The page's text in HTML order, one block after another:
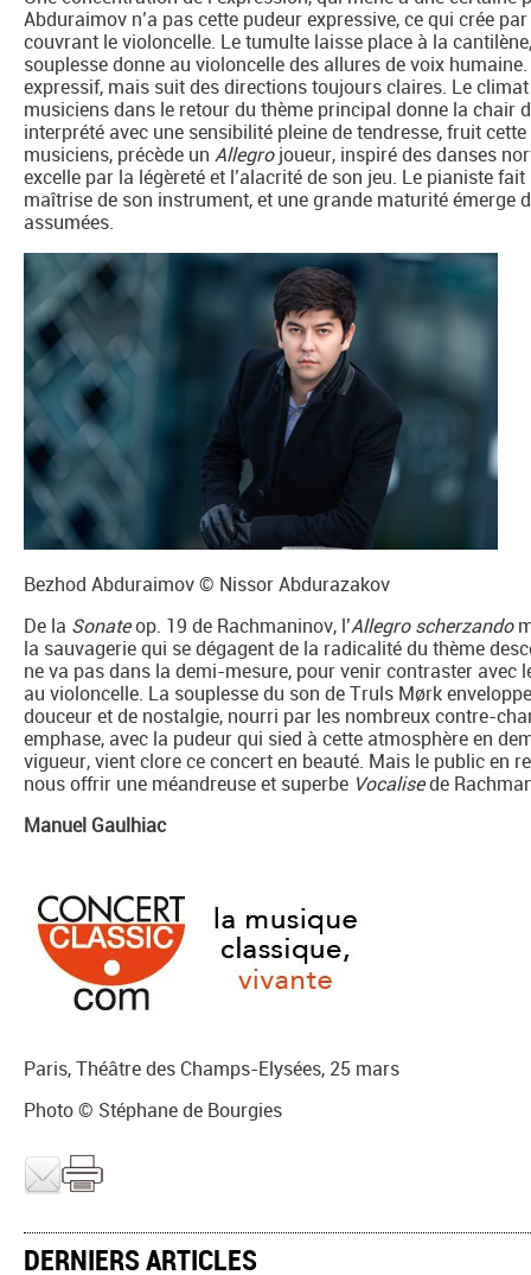
Abduraimov n’a pas cette pudeur expressive, ce qui crée
couvrant le violoncelle. Le tumulte laisse place à la
souplesse donne au violoncelle des allures de voix
expressif, mais suit des directions toujours claires. Le
musiciens dans le retour du thème principal donne la chair
interprété avec une sensibilité pleine de tendresse, fruit
musiciens, précède un Allegrojoueur, inspiré des danses
excelle par la légèreté et l’alacrité de son jeu. Le pianiste
maîtrise de son instrument, et une grande maturité émerge
assumées.
Bezhod Abduraimov © Nissor Abdurazakov
De la Sonateop. 19 de Rachmaninov, l’Allegro scherzando
la sauvagerie qui se dégagent de la radicalité du thème
ne va pas dans la demi-mesure, pour venir contraster
au violoncelle. La souplesse du son de Truls Mørk
douceur et de nostalgie, nourri par les nombreux contre-
emphase, avec la pudeur qui sied à cette atmosphère en
vigueur, vient clore ce concert en beauté. Mais le public en
nous offrir une méandreuse et superbe Vocalisede
Manuel Gaulhiac
Paris, Théâtre des Champs-Elysées, 25 mars
Photo © Stéphane de Bourgies
DERNIERS ARTICLES